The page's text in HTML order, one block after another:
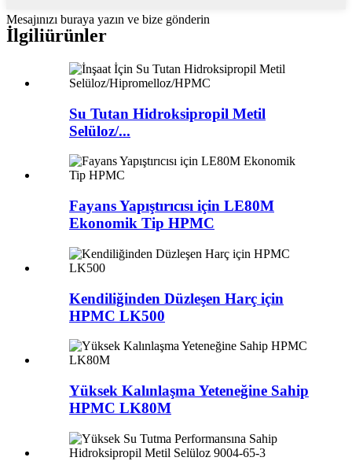
Mesajınızı buraya yazın ve bize gönderin
İlgiliürünler
Su Tutan Hidroksipropil Metil
Selüloz/...
Fayans Yapıştırıcısı için LE80M
Ekonomik Tip HPMC
Kendiliğinden Düzleşen Harç için
HPMC LK500
Yüksek Kalınlaşma Yeteneğine Sahip
HPMC LK80M